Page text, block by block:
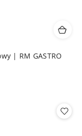
| RM GASTRO